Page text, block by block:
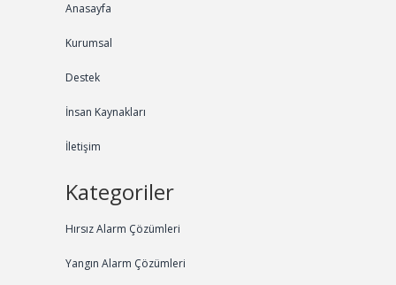
Anasayfa
Kurumsal
Destek
İnsan Kaynakları
İletişim
Kategoriler
Hırsız Alarm Çözümleri
Yangın Alarm Çözümleri